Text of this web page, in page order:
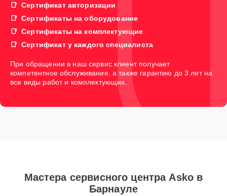
Сертификат авторизации
Сертификаты на оборудование
Сертификаты на комплектующие
Сертификат у каждого специалиста
При обращении в наш сервис клиент получает
компетентное обслуживание, а также гарантию до 3 лет на
все виды работ и комплектующих.
Мастера сервисного центра Asko в
Барнауле